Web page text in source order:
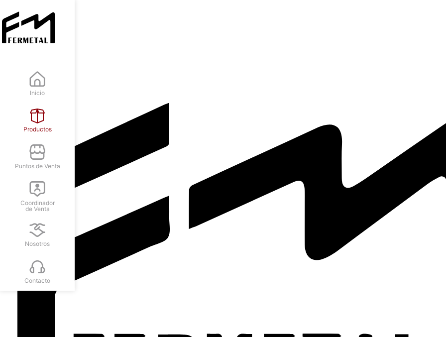
Inicio
Productos
Puntos de Venta
Coordinador
de Venta
Nosotros
Contacto